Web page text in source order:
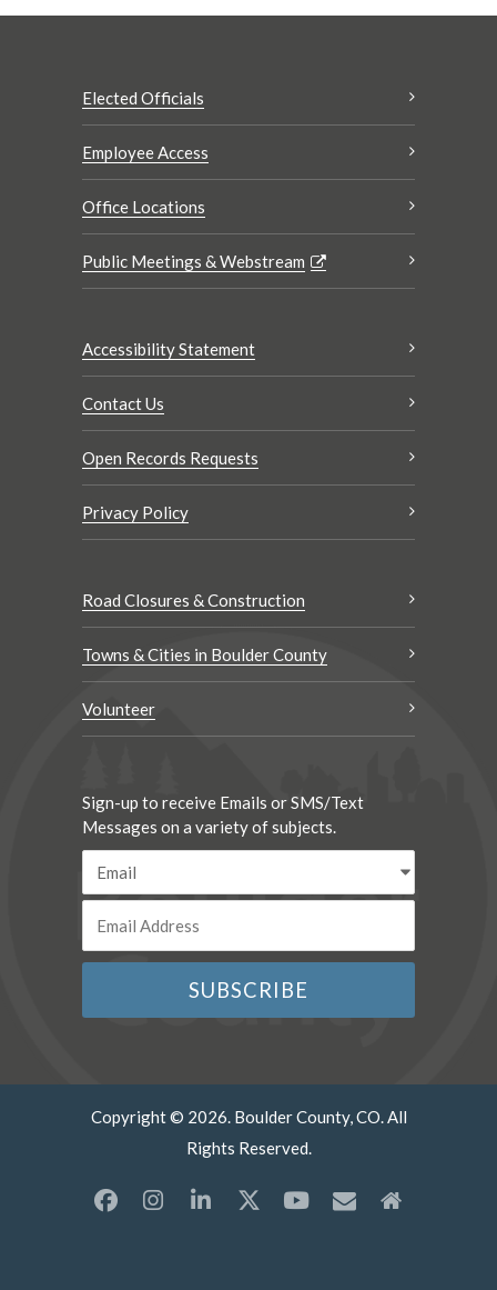
Elected Officials
Employee Access
Office Locations
Public Meetings & Webstream
Accessibility Statement
Contact Us
Open Records Requests
Privacy Policy
Road Closures & Construction
Towns & Cities in Boulder County
Volunteer
Sign-up to receive Emails or SMS/Text
Messages on a variety of subjects.
Copyright © 2026. Boulder County, CO. All
Rights Reserved.